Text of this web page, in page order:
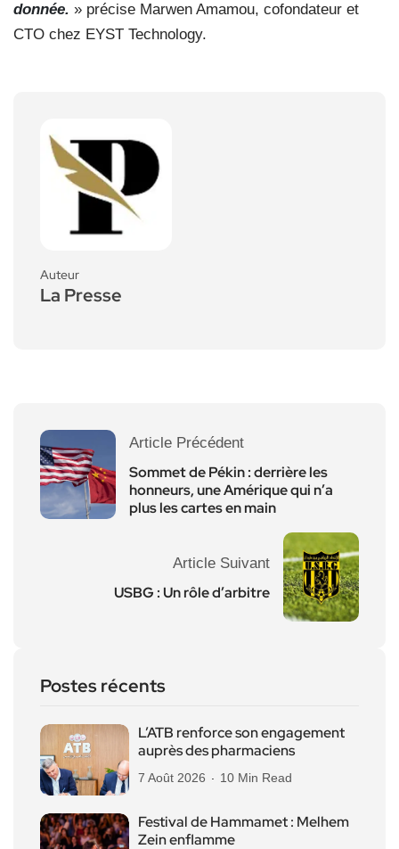
donnée. » précise Marwen Amamou, cofondateur et
CTO chez EYST Technology.
Auteur
La Presse
Article Précédent
Sommet de Pékin : derrière les
honneurs, une Amérique qui n’a
plus les cartes en main
Article Suivant
USBG : Un rôle d’arbitre
Postes récents
L’ATB renforce son engagement
auprès des pharmaciens
7 Août 2026 10 Min Read
Festival de Hammamet : Melhem
Zein enflamme